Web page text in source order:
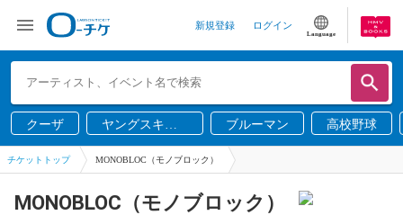
新規登録 ログイン
Language
クーザ
ヤングスキニ
ー
ブルーマン 高校野球
チケットトップ MONOBLOC（モノブロック）
MONOBLOC（モノブロック）